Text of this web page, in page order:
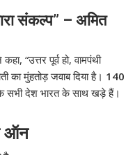
संकल्प” – अमित
“उत्तर पूर्व हो, वामपंथी
का मुंहतोड़ जवाब दिया है। 140
सभी देश भारत के साथ खड़े हैं।
ऑन